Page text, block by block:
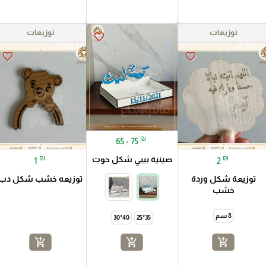
توزيعات
favorite_border
2 ₪
توزيعة شكل وردة
خشب
8 سم
add_shopping_cart
favorite_border
65 - 75 ₪
صينية بيبي شكل حوت
35*25
40*30
add_shopping_cart
توزيعات
favorite_border
1 ₪
توزيعه خشب شكل
add_shopping_cart